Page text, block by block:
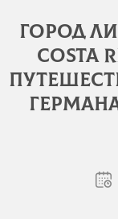
Город
Costa